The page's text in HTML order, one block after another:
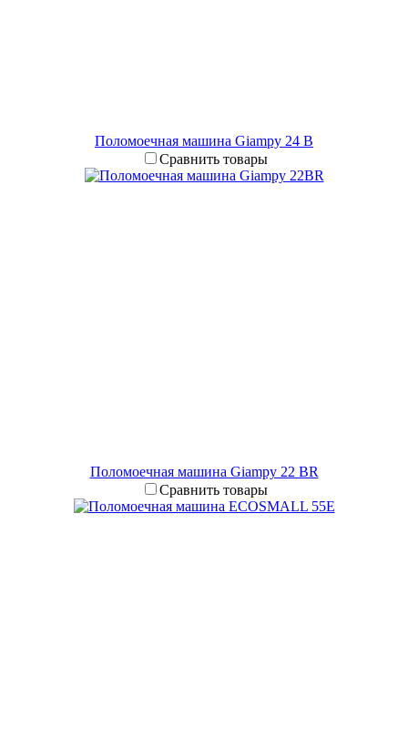
Поломоечная машина Giampy 24 B
Сравнить товары
Поломоечная машина Giampy 22 BR
Сравнить товары